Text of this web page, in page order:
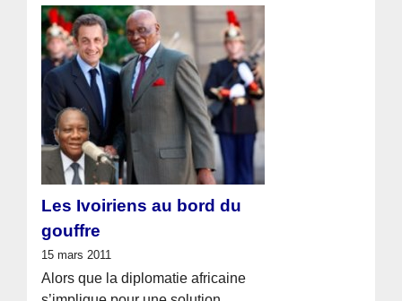
Les Ivoiriens au bord du
gouffre
15 mars 2011
Alors que la diplomatie africaine